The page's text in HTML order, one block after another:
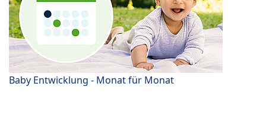
Baby Entwicklung - Monat für Monat